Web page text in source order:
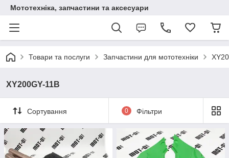
Мототехніка, запчастини та аксесуари
Товари та послуги Запчастини для мототехніки
XY200GY-11B
Сортування 0 Фільтри